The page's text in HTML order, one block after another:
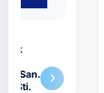
Sistemleri Tic.
ve Pazarlama